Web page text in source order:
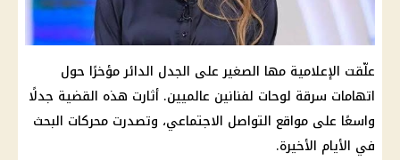
علّقت الإعلامية مها الصغير على الجدل الدائر مؤخرًا حول
اتهامات سرقة لوحات لفنانين عالميين. أثارت هذه القضية جدلًا
واسعًا على مواقع التواصل الاجتماعي، وتصدرت محركات البحث
في الأيام الأخيرة.